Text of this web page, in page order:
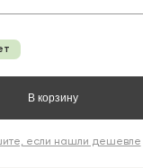
В корзину
если нашли дешевле